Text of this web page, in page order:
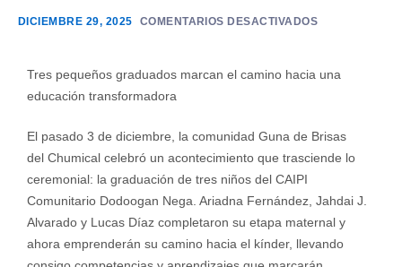
DICIEMBRE 29, 2025 COMENTARIOS DESACTIVADOS
Tres pequeños graduados marcan el camino hacia una
educación transformadora
El pasado 3 de diciembre, la comunidad Guna de Brisas
del Chumical celebró un acontecimiento que trasciende lo
ceremonial: la graduación de tres niños del CAIPI
Comunitario Dodoogan Nega. Ariadna Fernández, Jahdai J.
Alvarado y Lucas Díaz completaron su etapa maternal y
ahora emprenderán su camino hacia el kínder, llevando